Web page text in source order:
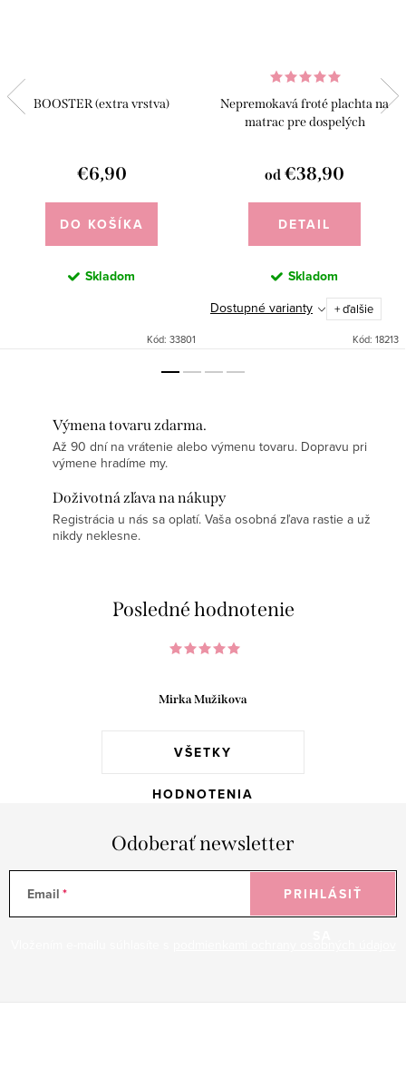
BOOSTER (extra vrstva)
€6,90
DO KOŠÍKA
Skladom
Kód: 33801
Nepremokavá froté plachta na
matrac pre dospelých
od €38,90
DETAIL
Skladom
Dostupné varianty
+ ďalšie
Kód: 18213
Výmena tovaru zdarma.
Až 90 dní na vrátenie alebo výmenu tovaru. Dopravu pri
výmene hradíme my.
Doživotná zľava na nákupy
Registrácia u nás sa oplatí. Vaša osobná zľava rastie a už
nikdy neklesne.
Posledné hodnotenie
VŠETKY
HODNOTENIA
Mirka Mužikova
Odoberať newsletter
Email PRIHLÁSIŤ